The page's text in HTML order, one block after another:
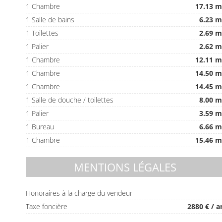
1 Chambre
17.13
1 Salle de bains
6.23
1 Toilettes
2.69
1 Palier
2.62
1 Chambre
12.11
1 Chambre
14.50
1 Chambre
14.45
1 Salle de douche / toilettes
8.00
1 Palier
3.59
1 Bureau
6.66
1 Chambre
15.46
MENTIONS LÉGALES
Honoraires à la charge du vendeur
Taxe foncière
2880 € /